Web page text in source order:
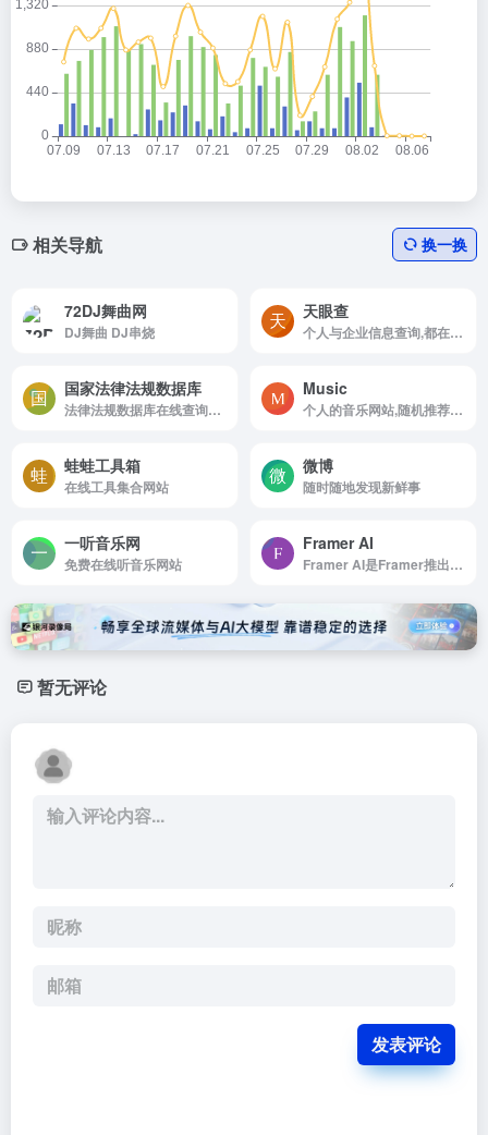
相关导航 换一换
72DJ舞曲网
DJ舞曲 DJ串烧
天眼查
个人与企业信息查询,都在用的商业查询平台
国家法律法规数据库
法律法规数据库在线查询功能
Music
个人的音乐网站,随机推荐民谣音乐的网站
蛙蛙工具箱
在线工具集合网站
微博
随时随地发现新鲜事
一听音乐网
免费在线听音乐网站
Framer AI
Framer AI是Framer推出的AI网站自动设计、生成和上线
暂无评论
发表评论